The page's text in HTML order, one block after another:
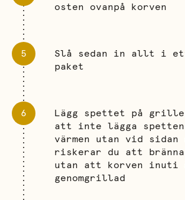
osten ovanpå korven
Slå sedan in allt i
paket
Lägg spettet på
att inte lägga
värmen utan vid sidan
riskerar du att bränna
utan att korven inuti
genomgrillad